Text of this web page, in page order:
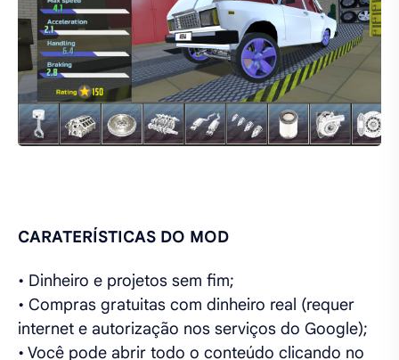
CARATERÍSTICAS DO MOD
• Dinheiro e projetos sem fim;
• Compras gratuitas com dinheiro real (requer
internet e autorização nos serviços do Google);
• Você pode abrir todo o conteúdo clicando no